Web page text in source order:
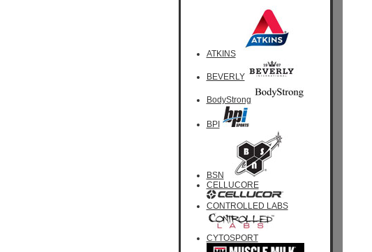
ATKINS
BEVERLY
BodyStrong
BPI
BSN
CELLUCORE
CONTROLLED LABS
CYTOSPORT